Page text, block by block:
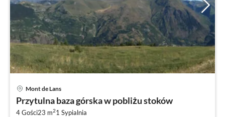
Mont de Lans
Przytulna baza górska w pobliżu stoków
4 Gości23 m21 Sypialnia